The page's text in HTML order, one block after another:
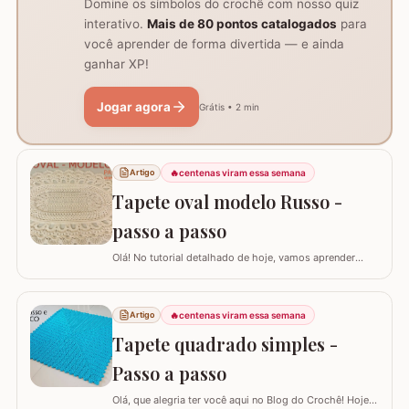
Domine os símbolos do crochê com nosso quiz
interativo. Mais de 80 pontos catalogados para
você aprender de forma divertida — e ainda
ganhar XP!
Jogar agora Grátis • 2 min
Artigo 🔥centenas viram essa semana
Tapete oval modelo Russo -
passo a passo
Olá! No tutorial detalhado de hoje, vamos aprender
RUSSO. Recentemente, postamos aqui no blog a versão
redonda deste modelo, e você pode conferir clicando
AQUI. Este é um trabalho clássico que combina com
vários ambientes e é uma excelente…
Artigo 🔥centenas viram essa semana
Tapete quadrado simples -
Passo a passo
Olá, que alegria ter você aqui no Blog do Crochê! Hoje